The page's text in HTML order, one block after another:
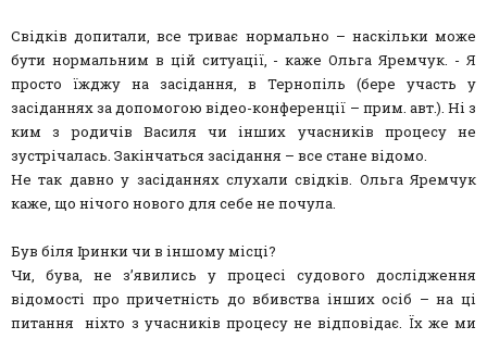
Свідків допитали, все триває нормально – наскільки може
бути нормальним в цій ситуації, - каже Ольга Яремчук. - Я
просто їжджу на засідання, в Тернопіль (бере участь у
засіданнях за допомогою відео-конференції – прим. авт.). Ні з
ким з родичів Василя чи інших учасників процесу не
зустрічалась. Закінчаться засідання – все стане відомо.
Не так давно у засіданнях слухали свідків. Ольга Яремчук
каже, що нічого нового для себе не почула.
Був біля Іринки чи в іншому місці?
Чи, бува, не з’явились у процесі судового дослідження
відомості про причетність до вбивства інших осіб – на ці
питання ніхто з учасників процесу не відповідає. Їх же ми